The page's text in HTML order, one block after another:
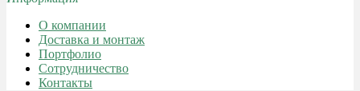
О компании
Доставка и монтаж
Портфолио
Сотрудничество
Контакты